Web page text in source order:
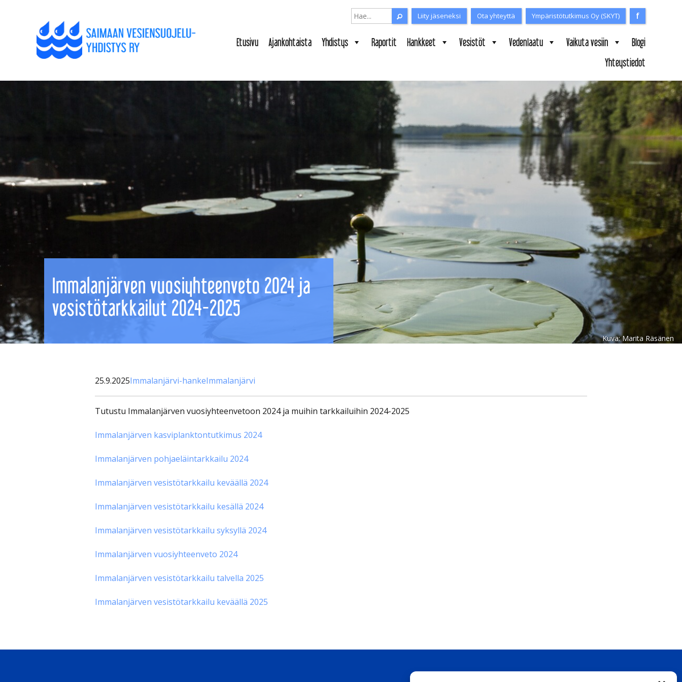
Search for: Search for:
Liity jäseneksi Ota yhteyttä Ympäristötutkimus Oy (SKYT) fFacebook
Etusivu Ajankohtaista Yhdistys Raportit Hankkeet Vesistöt Vedenlaatu Vaikuta vesiin
Blogi
Yhteystiedot
Immalanjärven vuosiyhteenveto 2024 ja
vesistötarkkailut 2024-2025
Kuva: Marita Räsänen
25.9.2025Immalanjärvi-hankeImmalanjärvi
Tutustu Immalanjärven vuosiyhteenvetoon 2024 ja muihin tarkkailuihin 2024-2025
Immalanjärven kasviplanktontutkimus 2024
Immalanjärven pohjaeläintarkkailu 2024
Immalanjärven vesistötarkkailu keväällä 2024
Immalanjärven vesistötarkkailu kesällä 2024
Immalanjärven vesistötarkkailu syksyllä 2024
Immalanjärven vuosiyhteenveto 2024
Immalanjärven vesistötarkkailu talvella 2025
Immalanjärven vesistötarkkailu keväällä 2025